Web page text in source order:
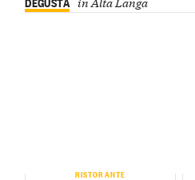
RISTORANTE